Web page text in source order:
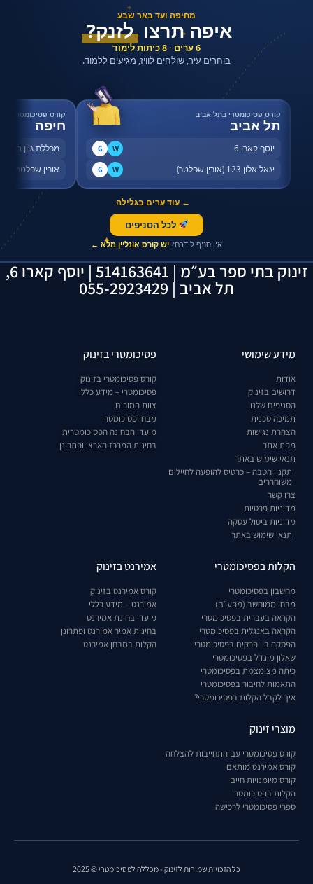
✦
✦
✦
מחיפה ועד באר שבע
איפה תרצולזנק?
6 ערים · 8 כיתות לימוד
בוחרים עיר, שולחים לוויז, מגיעים ללמוד.
קורס פסיכומטרי בתל אביב
תל אביב
יוסף קארו 6 W
G
יגאל אלון 123 (אורין שפלטר) W
G
קורס פסיכומטרי
חיפה
מכללת ג'ון
אורין שפלטר,
← עוד ערים בגלילה
לכל הסניפים
אין סניף לידכם? יש קורס אונליין מלא ←
זינוק בתי ספר בע״מ | 514163641 | יוסף קארו 6,
תל אביב | 055-2923429
מידע שימושי
אודות
דרושים בזינוק
הסניפים שלנו
תמיכה טכנית
הצהרת נגישות
מפת אתר
תנאי שימוש באתר
תקנון הטבה – כרטיס להופעה לחיילים
משוחררים
צרו קשר
מדיניות פרטיות
מדיניות ביטול עסקה
תנאי שימוש באתר
פסיכומטרי בזינוק
קורס פסיכומטרי בזינוק
פסיכומטרי – מידע כללי
צוות המורים
מבחן פסיכומטרי
מועדי הבחינה הפסיכומטרית
בחינות המרכז הארצי ופתרונן
הקלות בפסיכומטרי
מחשבון בפסיכומטרי
מבחן ממוחשב (מפע״ם)
הקראה בעברית בפסיכומטרי
הקראה באנגלית בפסיכומטרי
הפסקה בין פרקים בפסיכומטרי
שאלון מוגדל בפסיכומטרי
כיתה מצומצמת בפסיכומטרי
התאמות לחיבור בפסיכומטרי
איך לקבל הקלות בפסיכומטרי?
אמירנט בזינוק
קורס אמירנט בזינוק
אמירנט – מידע כללי
מועדי בחינת אמירנט
בחינות אמיר אמירנט ופתרונן
הקלות במבחן אמירנט
מוצרי זינוק
קורס פסיכומטרי עם התחייבות להצלחה
קורס אמירנט מותאם
קורס מיומנויות חיים
הקלות בפסיכומטרי
ספרי פסיכומטרי לרכישה
כל הזכויות שמורות לזינוק - מכללה לפסיכומטרי © 2025